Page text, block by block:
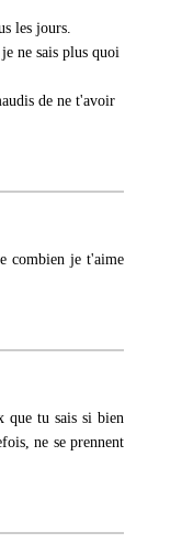
les jours.
ne sais plus quoi
de ne t'avoir
combien je t'aime
que tu sais si bien
ne se prennent